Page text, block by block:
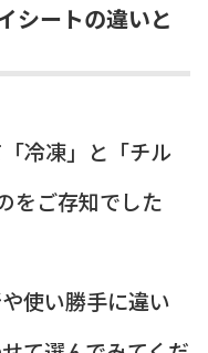
シートの違いと
冷凍」と「チル
をご存知でした
使い勝手に違い